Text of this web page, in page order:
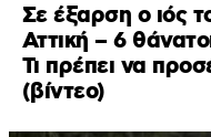
Σε έξαρση ο ιός
Αττική – 6
Τι πρέπει να
(βίντεο)